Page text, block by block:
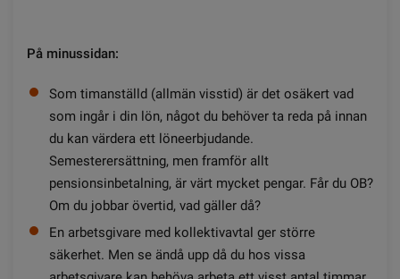
På minussidan:
Som timanställd (allmän visstid) är det osäkert vad
som ingår i din lön, något du behöver ta reda på innan
du kan värdera ett löneerbjudande.
Semesterersättning, men framför allt
pensionsinbetalning, är värt mycket pengar. Får du OB?
Om du jobbar övertid, vad gäller då?
En arbetsgivare med kollektivavtal ger större
säkerhet. Men se ändå upp då du hos vissa